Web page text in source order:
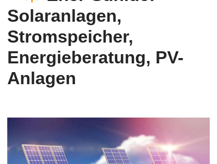
Solaranlagen,
Stromspeicher,
Energieberatung, PV-
Anlagen